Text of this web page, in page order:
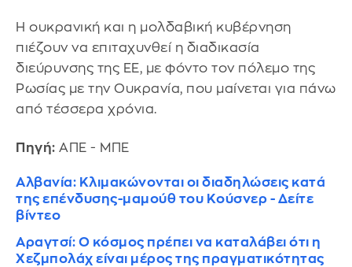
Η ουκρανική και η μολδαβική κυβέρνηση
πιέζουν να επιταχυνθεί η διαδικασία
διεύρυνσης της ΕΕ, με φόντο τον πόλεμο της
Ρωσίας με την Ουκρανία, που μαίνεται για πάνω
από τέσσερα χρόνια.
Πηγή: ΑΠΕ - ΜΠΕ
Αλβανία: Κλιμακώνονται οι διαδηλώσεις κατά
της επένδυσης-μαμούθ του Κούσνερ - Δείτε
βίντεο
Αραγτσί: Ο κόσμος πρέπει να καταλάβει ότι η
Χεζμπολάχ είναι μέρος της πραγματικότητας